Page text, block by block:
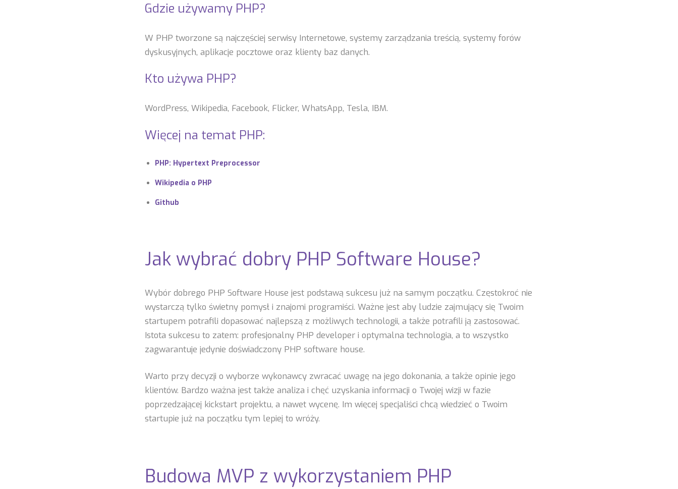
Gdzie używamy PHP?
W PHP tworzone są najczęściej serwisy Internetowe, systemy zarządzania treścią, systemy forów
dyskusyjnych, aplikacje pocztowe oraz klienty baz danych.
Kto używa PHP?
WordPress, Wikipedia, Facebook, Flicker, WhatsApp, Tesla, IBM.
Więcej na temat PHP:
PHP: Hypertext Preprocessor
Wikipedia o PHP
Github
Jak wybrać dobry PHP Software House?
Wybór dobrego PHP Software House jest podstawą sukcesu już na samym początku. Częstokroć nie
wystarczą tylko świetny pomysł i znajomi programiści. Ważne jest aby ludzie zajmujący się Twoim
startupem potrafili dopasować najlepszą z możliwych technologii, a także potrafili ją zastosować.
Istota sukcesu to zatem: profesjonalny PHP developer i optymalna technologia, a to wszystko
zagwarantuje jedynie doświadczony PHP software house.
Warto przy decyzji o wyborze wykonawcy zwracać uwagę na jego dokonania, a także opinie jego
klientów. Bardzo ważna jest także analiza i chęć uzyskania informacji o Twojej wizji w fazie
poprzedzającej kickstart projektu, a nawet wycenę. Im więcej specjaliści chcą wiedzieć o Twoim
startupie już na początku tym lepiej to wróży.
Budowa MVP z wykorzystaniem PHP